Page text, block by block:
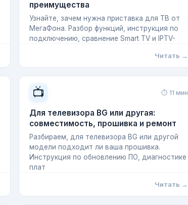
преимущества
Узнайте, зачем нужна приставка для ТВ от
МегаФона. Разбор функций, инструкция по
подключению, сравнение Smart TV и IPTV-
Читать →
📺 ⏱ 11 мин
Для телевизора BG или другая:
совместимость, прошивка и ремонт
Разбираем, для телевизора BG или другой
модели подходит ли ваша прошивка.
Инструкция по обновлению ПО, диагностике
плат
Читать →